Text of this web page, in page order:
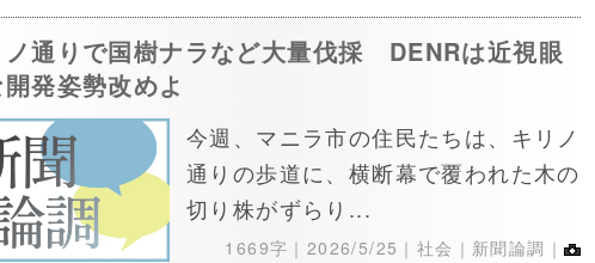
ノ通りで国樹ナラなど大量伐採 DENRは近視眼
発姿勢改めよ
今週、マニラ市の住民たちは、キリノ
通りの歩道に、横断幕で覆われた木の
切り株がずらり...
1669字｜ 2026/5/25 ｜社会｜新聞論調｜